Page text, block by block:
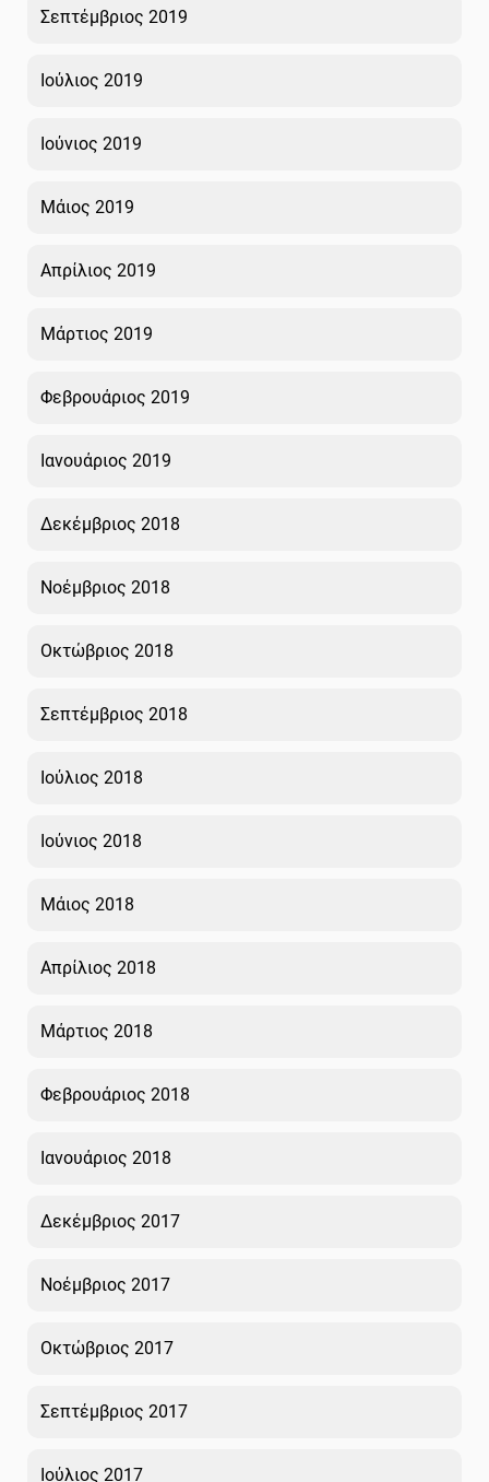
Σεπτέμβριος 2019
Ιούλιος 2019
Ιούνιος 2019
Μάιος 2019
Απρίλιος 2019
Μάρτιος 2019
Φεβρουάριος 2019
Ιανουάριος 2019
Δεκέμβριος 2018
Νοέμβριος 2018
Οκτώβριος 2018
Σεπτέμβριος 2018
Ιούλιος 2018
Ιούνιος 2018
Μάιος 2018
Απρίλιος 2018
Μάρτιος 2018
Φεβρουάριος 2018
Ιανουάριος 2018
Δεκέμβριος 2017
Νοέμβριος 2017
Οκτώβριος 2017
Σεπτέμβριος 2017
Ιούλιος 2017